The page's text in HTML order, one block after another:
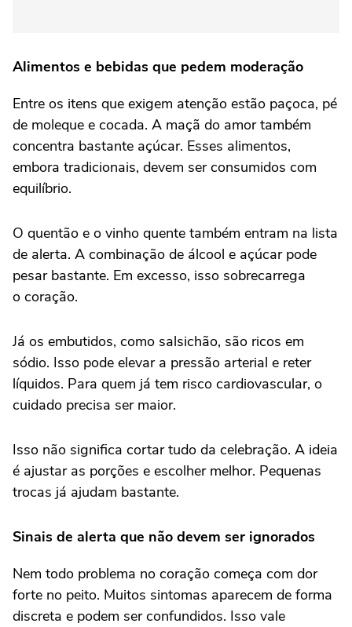
Alimentos e bebidas que pedem moderação
Entre os itens que exigem atenção estão paçoca, pé
de moleque e cocada. A maçã do amor também
concentra bastante açúcar. Esses alimentos,
embora tradicionais, devem ser consumidos com
equilíbrio.
O quentão e o vinho quente também entram na lista
de alerta. A combinação de álcool e açúcar pode
pesar bastante. Em excesso, isso sobrecarrega
o coração.
Já os embutidos, como salsichão, são ricos em
sódio. Isso pode elevar a pressão arterial e reter
líquidos. Para quem já tem risco cardiovascular, o
cuidado precisa ser maior.
Isso não significa cortar tudo da celebração. A ideia
é ajustar as porções e escolher melhor. Pequenas
trocas já ajudam bastante.
Sinais de alerta que não devem ser ignorados
Nem todo problema no coração começa com dor
forte no peito. Muitos sintomas aparecem de forma
discreta e podem ser confundidos. Isso vale